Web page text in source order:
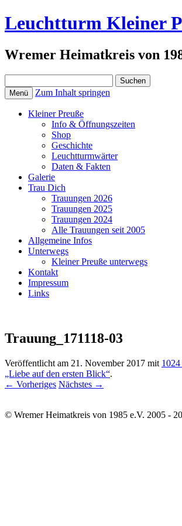
Leuchtturm Kleiner
Wremer Heimatkreis von
nach:
Menü Zum Inhalt springen
Kleiner Preuße
Info & Öffnungszeiten
Shop
Geschichte
Leuchtturmwärter
Daten & Fakten
Galerie
Trau Dich
Trauungen 2026
Trauungen 2025
Trauungen 2024
Alle Trauungen seit 2005
Allgemeine Infos
Unterwegs
Kleiner Preuße unterwegs
Kontakt
Impressum
Links
Trauung_171118-03
Veröffentlicht am 21. November 2017 mit 1024
„Liebe auf den ersten Blick“.
← Vorheriges Nächstes →
© Wremer Heimatkreis von 1985 e.V. 2005 -